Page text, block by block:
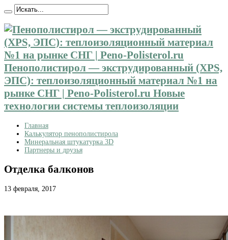
Пенополистирол — экструдированный (XPS,
ЭПС): теплоизоляционный материал №1 на
рынке СНГ | Peno-Polisterol.ru Новые
технологии системы теплоизоляции
Главная
Калькулятор пенополистирола
Минеральная штукатурка 3D
Партнеры и друзья
Отделка балконов
13 февраля, 2017